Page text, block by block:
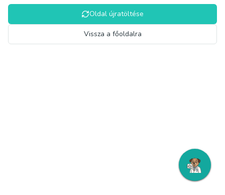
Oldal újratöltése
Vissza a főoldalra